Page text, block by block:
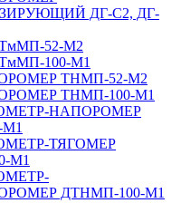
ДГ-С2, ДГ-
52-М2
100-М1
ТНМП-52-М2
ТНМП-100-М1
НАПОРОМЕР
ТЯГОМЕР
М1
ДТНМП-100-М1